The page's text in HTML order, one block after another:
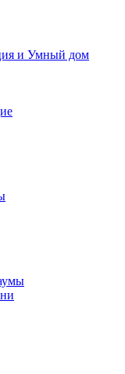
и Умный дом